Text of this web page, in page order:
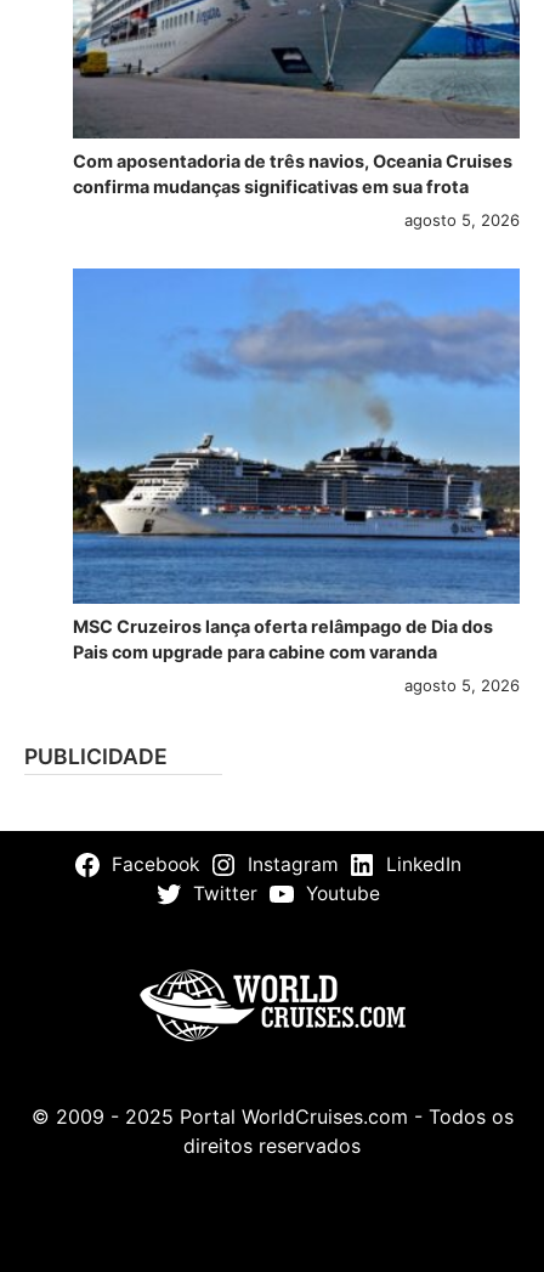
Com aposentadoria de três navios, Oceania Cruises
confirma mudanças significativas em sua frota
agosto 5, 2026
MSC Cruzeiros lança oferta relâmpago de Dia dos
Pais com upgrade para cabine com varanda
agosto 5, 2026
PUBLICIDADE
Facebook Instagram
LinkedIn
Twitter
Youtube
© 2009 - 2025 Portal WorldCruises.com - Todos os
direitos reservados